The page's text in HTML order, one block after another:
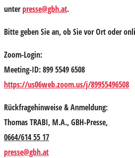
unterpresse@gbh.at.
Bitte geben Sie an, ob Sie vor Ort oder
Zoom-Login:
Meeting-ID: 899 5549 6508
https://us06web.zoom.us/j/89955496508
Rückfragehinweise & Anmeldung:
Thomas TRABI, M.A., GBH-Presse,
0664/614 55 17
presse@gbh.at